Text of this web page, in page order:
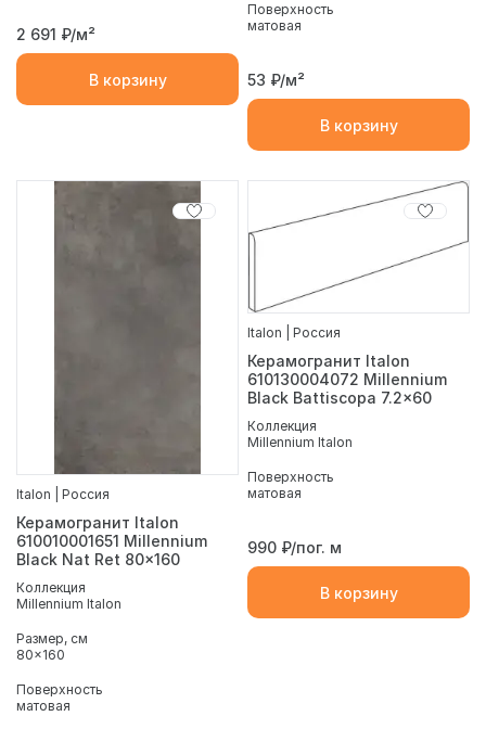
2 691 ₽/м²
В корзину
Поверхность
матовая
53 ₽/м²
В корзину
Italon | Россия
Керамогранит Italon
610010001651 Millennium
Black Nat Ret 80x160
Коллекция
Millennium Italon
Размер, см
80x160
Поверхность
матовая
Italon | Россия
Керамогранит Italon
610130004072 Millennium
Black Battiscopa 7.2x60
Коллекция
Millennium Italon
Поверхность
матовая
990 ₽/пог. м
В корзину